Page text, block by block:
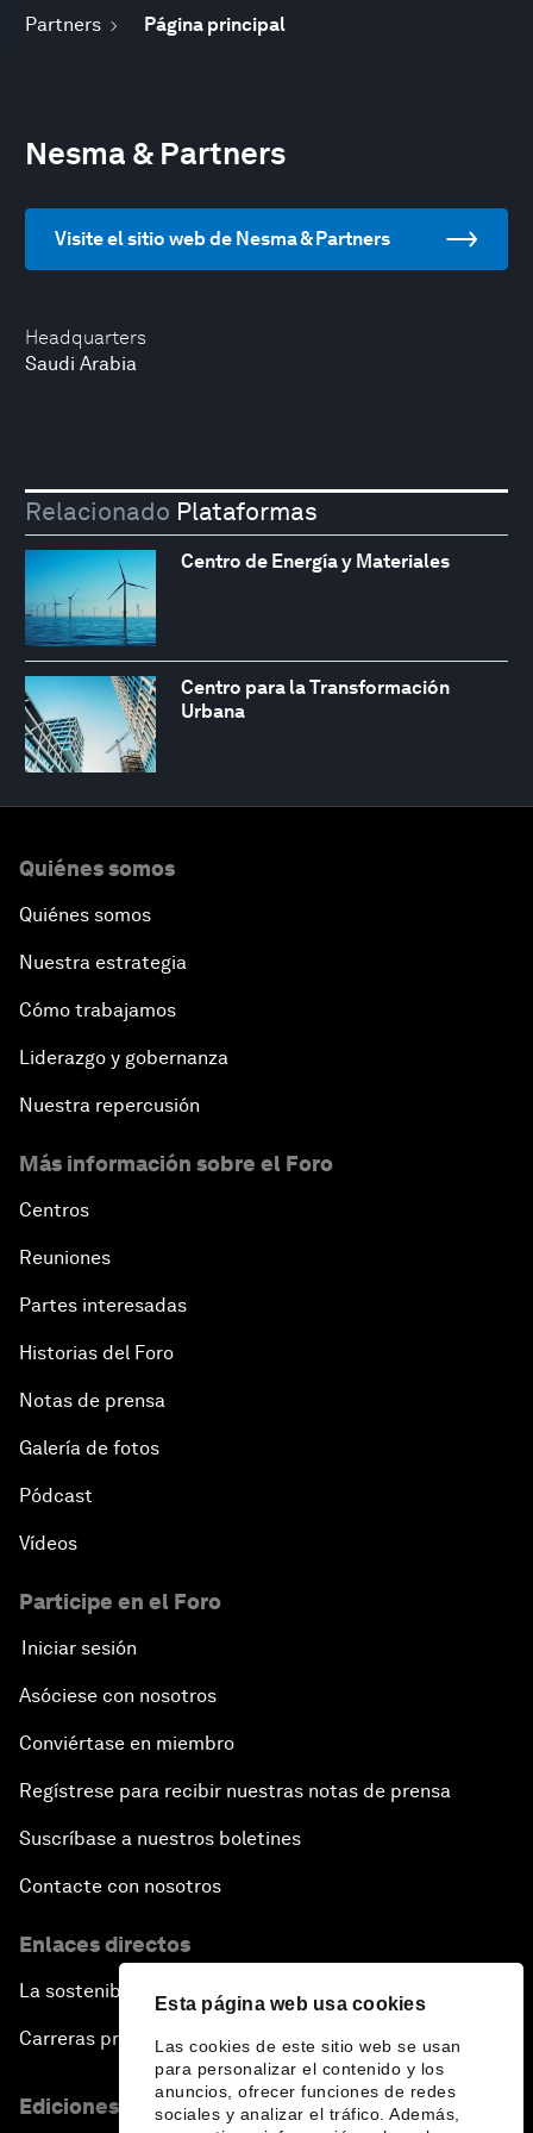
Esta página web usa cookies
Las cookies de este sitio web se usan
para personalizar el contenido y los
anuncios, ofrecer funciones de redes
sociales y analizar el tráfico. Además,
Partners Página principal
Headquarters
Saudi Arabia
Nesma & Partners
Visite el sitio web de Nesma & Partners
Relacionado Plataformas
Centro de Energía y Materiales
Centro para la Transformación
Urbana
Quiénes somos
Quiénes somos
Nuestra estrategia
Cómo trabajamos
Liderazgo y gobernanza
Nuestra repercusión
Más información sobre el Foro
Centros
Reuniones
Partes interesadas
Historias del Foro
Notas de prensa
Galería de fotos
Pódcast
Vídeos
Participe en el Foro
Iniciar sesión
Asóciese con nosotros
Conviértase en miembro
Regístrese para recibir nuestras notas de prensa
Suscríbase a nuestros boletines
Contacte con nosotros
Enlaces directos
La sostenibilidad en el Foro
Carreras profesionales
Ediciones en otros idiomas